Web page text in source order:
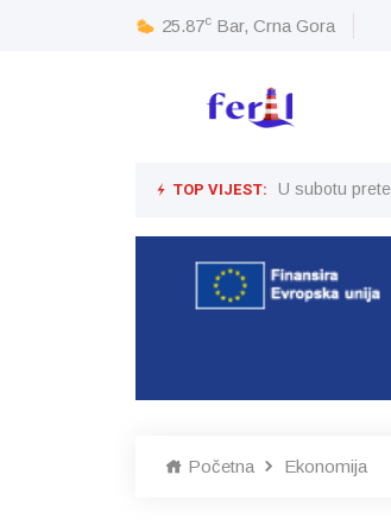
25.87c Bar, Crna Gora
TOP VIJEST: U subotu
Početna Ekonomija